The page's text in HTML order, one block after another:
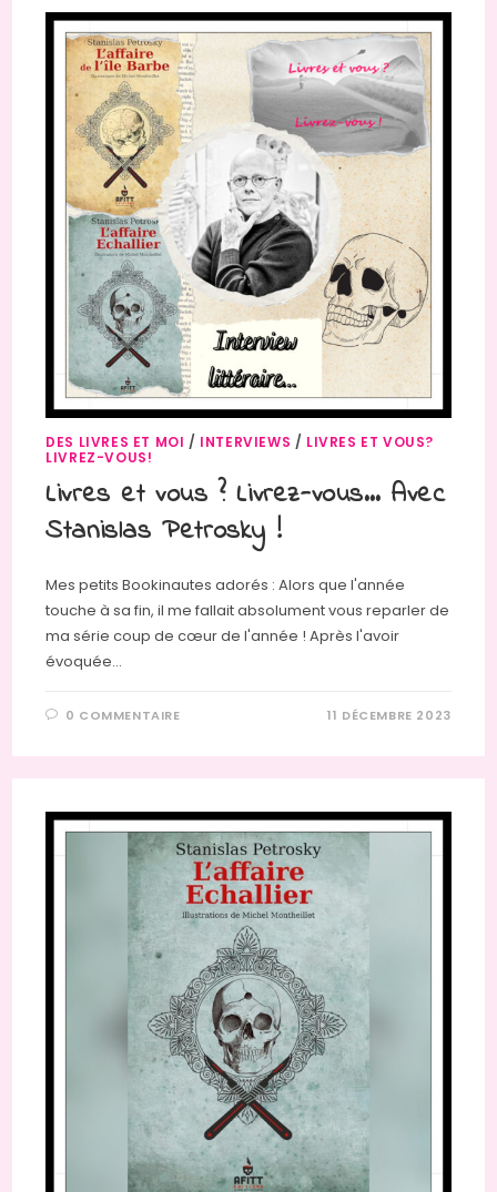
DES LIVRES ET MOI / INTERVIEWS / LIVRES ET VOUS?
LIVREZ-VOUS!
Livres et vous ? Livrez-vous… Avec
Stanislas Petrosky !
Mes petits Bookinautes adorés : Alors que l'année
touche à sa fin, il me fallait absolument vous reparler de
ma série coup de cœur de l'année ! Après l'avoir
évoquée…
0 COMMENTAIRE 11 DÉCEMBRE 2023